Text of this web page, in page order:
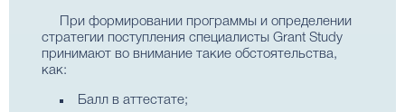
При формировании программы и определении
стратегии поступления специалисты Grant Study
принимают во внимание такие обстоятельства,
как:
Балл в аттестате;